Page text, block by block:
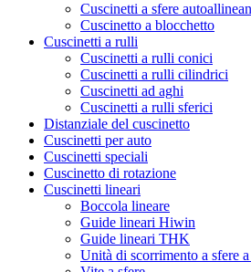
Cuscinetti a sfere
Cuscinetto a blocchetto
Cuscinetti a rulli
Cuscinetti a rulli conici
Cuscinetti a rulli cilindrici
Cuscinetti ad aghi
Cuscinetti a rulli sferici
Distanziale del cuscinetto
Cuscinetti per auto
Cuscinetti speciali
Cuscinetto di rotazione
Cuscinetti lineari
Boccola lineare
Guide lineari Hiwin
Guide lineari THK
Unità di scorrimento a sfere